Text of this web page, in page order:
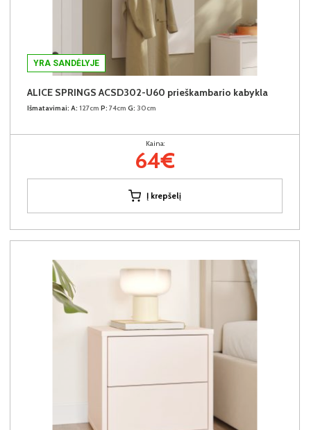
YRA SANDĖLYJE
ALICE SPRINGS ACSD302-U60 prieškambario kabykla
Išmatavimai: A: 127cm P: 74cm G: 30cm
Kaina:
64€
Į krepšelį